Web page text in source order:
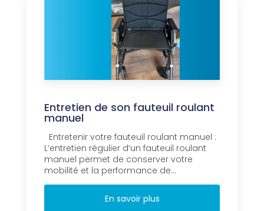
Entretien de son fauteuil roulant
manuel
Entretenir votre fauteuil roulant manuel :
L’entretien régulier d’un fauteuil roulant
manuel permet de conserver votre
mobilité et la performance de...
En savoir plus